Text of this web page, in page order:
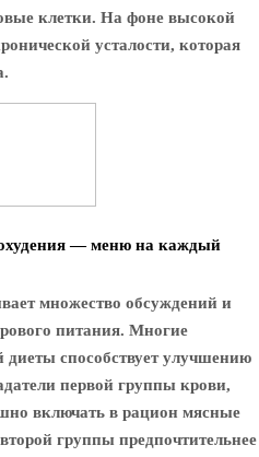
клетки. На фоне высокой
усталости, которая
— меню на каждый
множество обсуждений и
питания. Многие
диеты способствует улучшению
первой группы крови,
включать в рацион мясные
группы предпочтительнее